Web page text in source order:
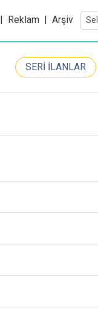
| Reklam | Arşiv
SERİ İLANLAR